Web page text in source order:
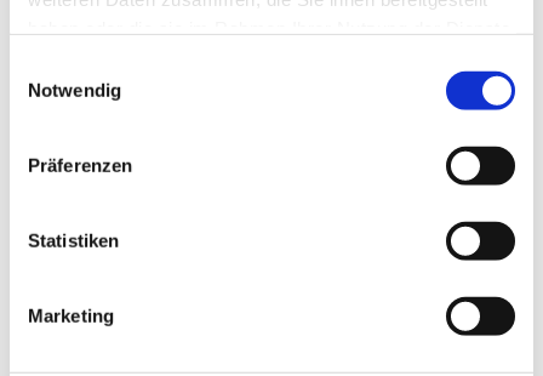
Notwendig
Präferenzen
Statistiken
Marketing
interessieren